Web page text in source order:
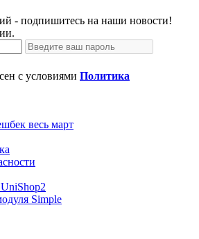
- подпишитесь на наши новости!
с условиями Политика
весь март
Simple